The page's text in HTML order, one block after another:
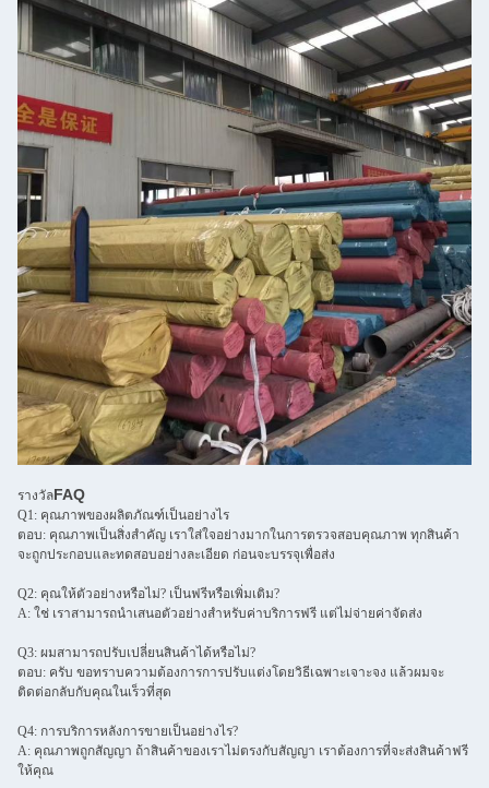
รางวัลFAQ
Q1: คุณภาพของผลิตภัณฑ์เป็นอย่างไร
ตอบ: คุณภาพเป็นสิ่งสําคัญ เราใส่ใจอย่างมากในการตรวจสอบคุณภาพ ทุกสินค้า
จะถูกประกอบและทดสอบอย่างละเอียด ก่อนจะบรรจุเพื่อส่ง
Q2: คุณให้ตัวอย่างหรือไม่? เป็นฟรีหรือเพิ่มเติม?
A: ใช่ เราสามารถนําเสนอตัวอย่างสําหรับค่าบริการฟรี แต่ไม่จ่ายค่าจัดส่ง
Q3: ผมสามารถปรับเปลี่ยนสินค้าได้หรือไม่?
ตอบ: ครับ ขอทราบความต้องการการปรับแต่งโดยวิธีเฉพาะเจาะจง แล้วผมจะ
ติดต่อกลับกับคุณในเร็วที่สุด
Q4: การบริการหลังการขายเป็นอย่างไร?
A: คุณภาพถูกสัญญา ถ้าสินค้าของเราไม่ตรงกับสัญญา เราต้องการที่จะส่งสินค้าฟรี
ให้คุณ